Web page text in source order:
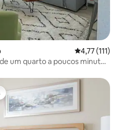
4,77 de uma
4,77 (111)
um quarto a poucos minutos
dos hóspedes